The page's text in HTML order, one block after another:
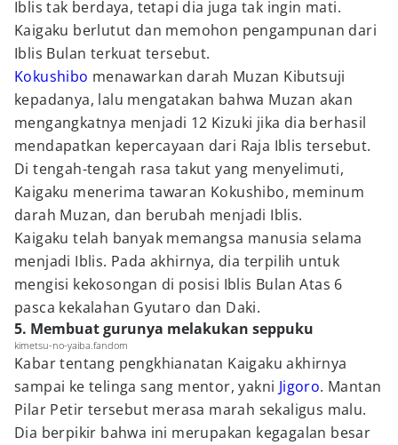
Iblis tak berdaya, tetapi dia juga tak ingin mati.
Kaigaku berlutut dan memohon pengampunan dari
Iblis Bulan terkuat tersebut.
Kokushibo menawarkan darah Muzan Kibutsuji
kepadanya, lalu mengatakan bahwa Muzan akan
mengangkatnya menjadi 12 Kizuki jika dia berhasil
mendapatkan kepercayaan dari Raja Iblis tersebut.
Di tengah-tengah rasa takut yang menyelimuti,
Kaigaku menerima tawaran Kokushibo, meminum
darah Muzan, dan berubah menjadi Iblis.
Kaigaku telah banyak memangsa manusia selama
menjadi Iblis. Pada akhirnya, dia terpilih untuk
mengisi kekosongan di posisi Iblis Bulan Atas 6
pasca kekalahan Gyutaro dan Daki.
5. Membuat gurunya melakukan seppuku
kimetsu-no-yaiba.fandom
Kabar tentang pengkhianatan Kaigaku akhirnya
sampai ke telinga sang mentor, yakni Jigoro. Mantan
Pilar Petir tersebut merasa marah sekaligus malu.
Dia berpikir bahwa ini merupakan kegagalan besar